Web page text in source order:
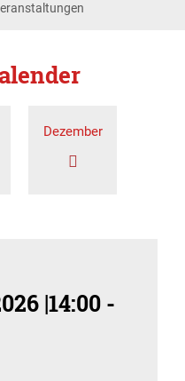
Dezember
|14:00 -